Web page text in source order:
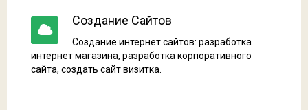
Создание Сайтов
Создание интернет сайтов: разработка
интернет магазина, разработка корпоративного
сайта, создать сайт визитка.